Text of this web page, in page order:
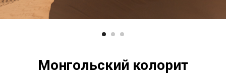
Монгольский колорит